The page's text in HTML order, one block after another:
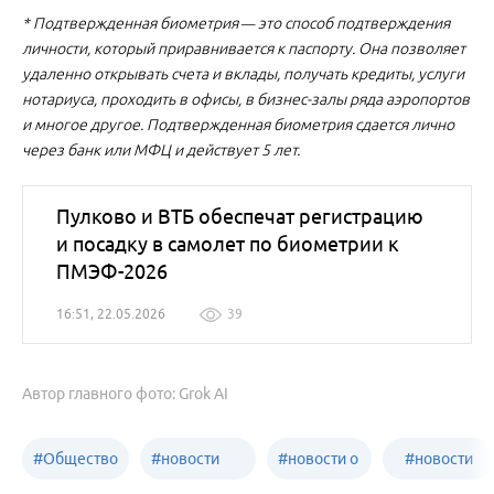
* Подтвержденная биометрия — это способ подтверждения
личности, который приравнивается к паспорту. Она позволяет
удаленно открывать счета и вклады, получать кредиты, услуги
нотариуса, проходить в офисы, в бизнес-залы ряда аэропортов
и многое другое. Подтвержденная биометрия сдается лично
через банк или МФЦ и действует 5 лет.
Пулково и ВТБ обеспечат регистрацию
и посадку в самолет по биометрии к
ПМЭФ-2026
16:51, 22.05.2026 39
Автор главного фото: Grok AI
#Общество #новости #новости о #новости